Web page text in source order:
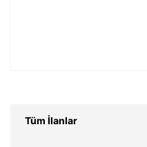
Tüm İlanlar